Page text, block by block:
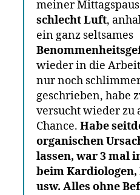
meiner
schlecht Luft,
ein ganz seltsames
wieder in die
nur noch
geschrieben, habe
versucht wieder
Chance. Habe
organischen
lassen, war 3 mal
beim Kardiologen,
usw. Alles ohne